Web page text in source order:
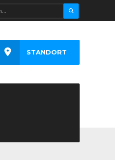
STANDORT